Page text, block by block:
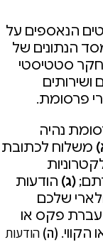
הנאספים על
הנתונים של
סטטיסטי
ושירותים
פרסומת.
נהיה
משלוח לכתובת
(ג) הודעות
שלכם
פקס או
הקווי. (ה) הודעות